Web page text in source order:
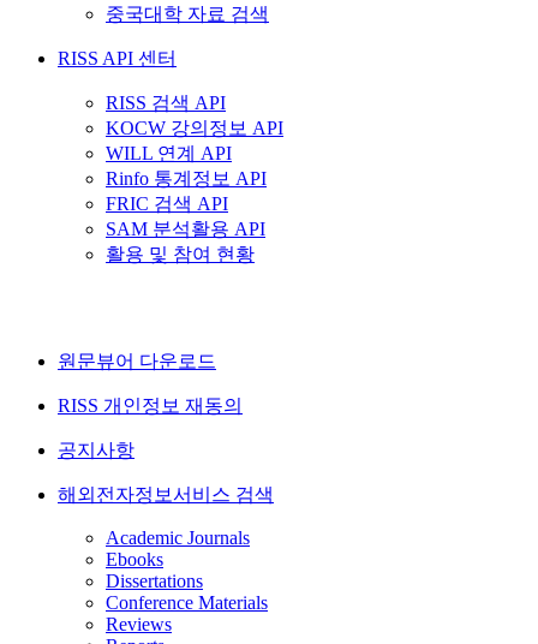
중국대학 자료 검색
RISS API 센터
RISS 검색 API
KOCW 강의정보 API
WILL 연계 API
Rinfo 통계정보 API
FRIC 검색 API
SAM 분석활용 API
활용 및 참여 현황
원문뷰어 다운로드
RISS 개인정보 재동의
공지사항
해외전자정보서비스 검색
Academic Journals
Ebooks
Dissertations
Conference Materials
Reviews